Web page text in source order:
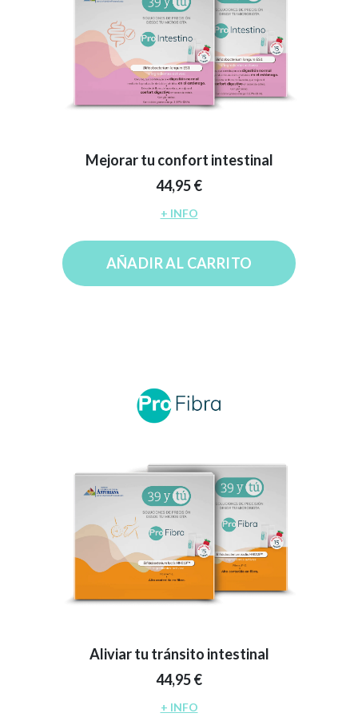
Mejorar tu confort intestinal
44,95 €
+ INFO
AÑADIR AL CARRITO
Aliviar tu tránsito intestinal
44,95 €
+ INFO